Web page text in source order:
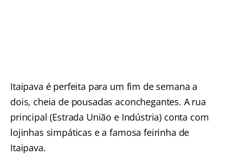
Itaipava é perfeita para um fim de semana a
dois, cheia de pousadas aconchegantes. A rua
principal (Estrada União e Indústria) conta com
lojinhas simpáticas e a famosa feirinha de
Itaipava.